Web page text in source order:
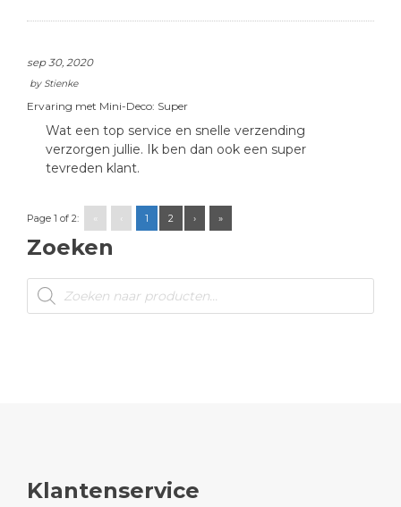
sep 30, 2020
by Stienke
Ervaring met Mini-Deco: Super
Wat een top service en snelle verzending
verzorgen jullie. Ik ben dan ook een super
tevreden klant.
Page 1 of 2: 1 2 › »
Zoeken
Producten
zoeken
Klantenservice